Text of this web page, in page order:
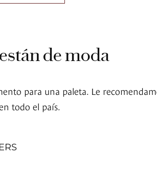
de moda
para una paleta. Le
todo el país.